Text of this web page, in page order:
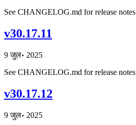
See CHANGELOG.md for release notes
v30.17.11
9 जुल॰ 2025
See CHANGELOG.md for release notes
v30.17.12
9 जुल॰ 2025